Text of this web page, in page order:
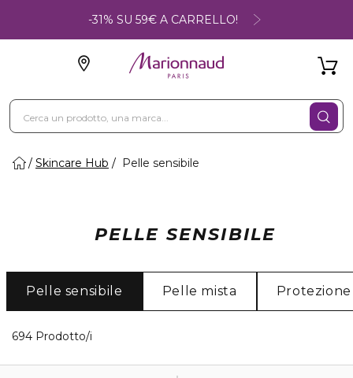
-31% SU 59€ A CARRELLO!
Skincare Hub Pelle sensibile
PELLE SENSIBILE
Pelle sensibile Pelle mista
694 Prodotto/i